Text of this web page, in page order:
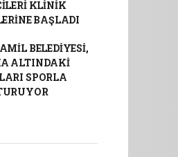
KLİNİK
BAŞLADI
BELEDİYESİ,
ALTINDAKİ
SPORLA